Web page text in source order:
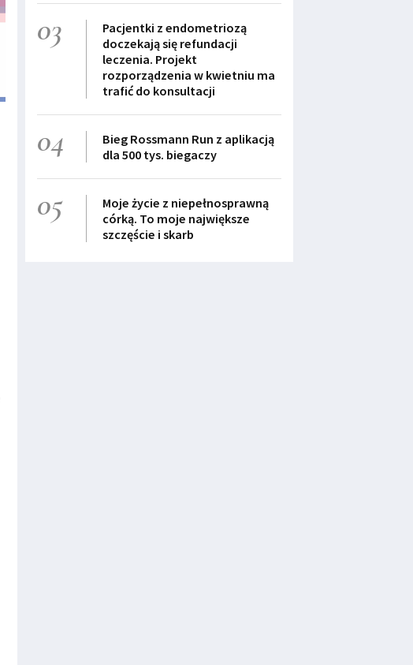
03
Pacjentki z endometriozą
doczekają się refundacji
leczenia. Projekt
rozporządzenia w kwietniu ma
trafić do konsultacji
04
Bieg Rossmann Run z aplikacją
dla 500 tys. biegaczy
05
Moje życie z niepełnosprawną
córką. To moje największe
szczęście i skarb